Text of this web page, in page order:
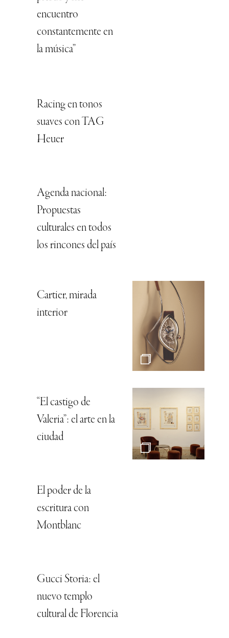
encuentro
constantemente en
la música”
Racing en tonos
suaves con TAG
Heuer
Agenda nacional:
Propuestas
culturales en todos
los rincones del país
Cartier, mirada
interior
“El castigo de
Valeria”: el arte en la
ciudad
El poder de la
escritura con
Montblanc
Gucci Storia: el
nuevo templo
cultural de Florencia